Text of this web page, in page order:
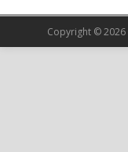
Copyright ©